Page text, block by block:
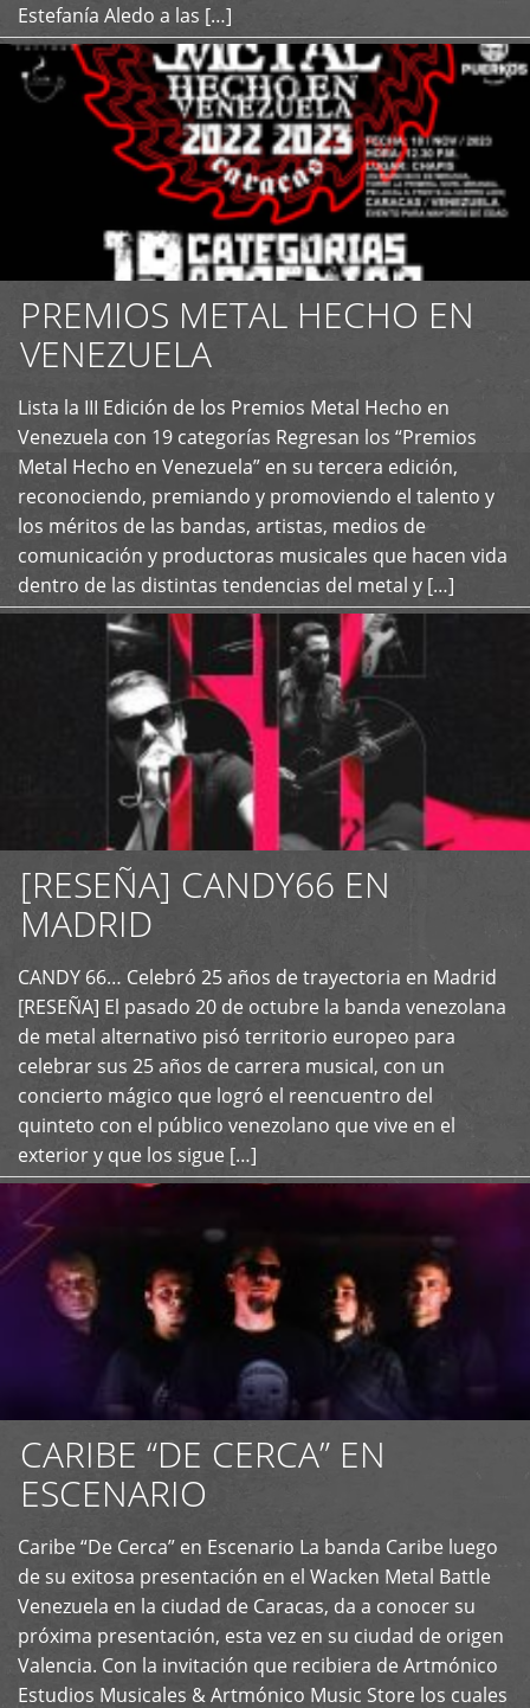
Estefanía Aledo a las […]
PREMIOS METAL HECHO EN
VENEZUELA
Lista la III Edición de los Premios Metal Hecho en
Venezuela con 19 categorías Regresan los “Premios
Metal Hecho en Venezuela” en su tercera edición,
reconociendo, premiando y promoviendo el talento y
los méritos de las bandas, artistas, medios de
comunicación y productoras musicales que hacen vida
dentro de las distintas tendencias del metal y […]
+
[RESEÑA] CANDY66 EN
MADRID
CANDY 66… Celebró 25 años de trayectoria en Madrid
[RESEÑA] El pasado 20 de octubre la banda venezolana
de metal alternativo pisó territorio europeo para
celebrar sus 25 años de carrera musical, con un
concierto mágico que logró el reencuentro del
quinteto con el público venezolano que vive en el
exterior y que los sigue […]
+
CARIBE “DE CERCA” EN
ESCENARIO
Caribe “De Cerca” en Escenario La banda Caribe luego
de su exitosa presentación en el Wacken Metal Battle
Venezuela en la ciudad de Caracas, da a conocer su
próxima presentación, esta vez en su ciudad de origen
Valencia. Con la invitación que recibiera de Artmónico
Estudios Musicales & Artmónico Music Store los cuales
+